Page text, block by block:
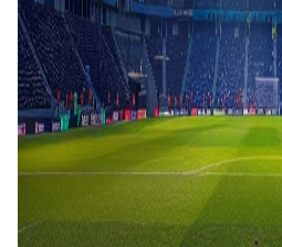
Lazio
Atalanta
22
14 feb2026
Lazio
0